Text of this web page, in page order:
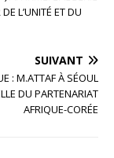
L’UNITÉ ET DU
SUIVANT
: M.ATTAF À SÉOUL
DU PARTENARIAT
AFRIQUE-CORÉE